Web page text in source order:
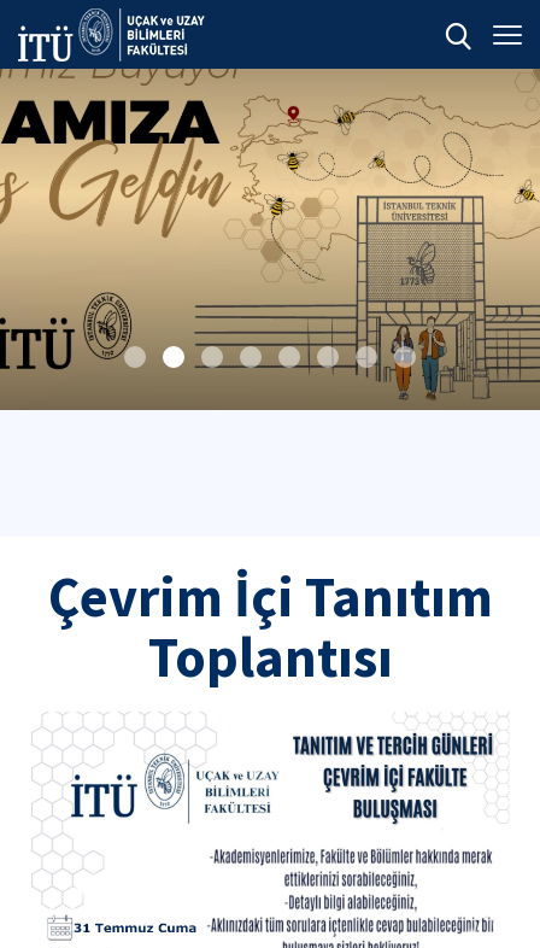
Çevrim İçi Tanıtım
Toplantısı